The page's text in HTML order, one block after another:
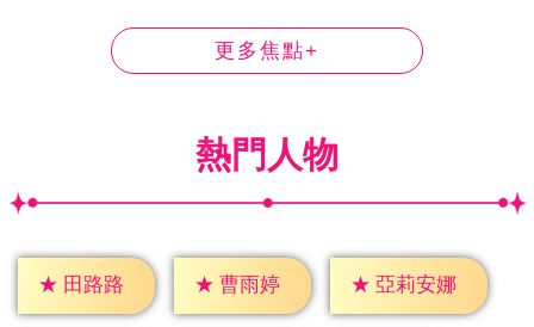
更多焦點+
熱門人物
★ 田路路 ★ 曹雨婷 ★ 亞莉安娜